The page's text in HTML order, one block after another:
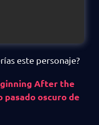
este personaje?
After the
pasado oscuro de